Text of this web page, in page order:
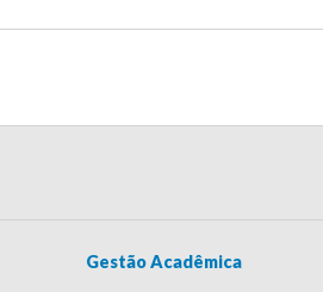
Gestão Acadêmica